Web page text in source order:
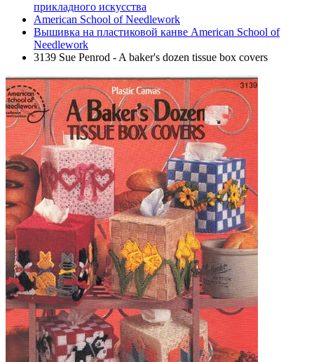
прикладного искусства
American School of Needlework
Вышивка на пластиковой канве American School of
Needlework
3139 Sue Penrod - A baker's dozen tissue box covers